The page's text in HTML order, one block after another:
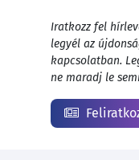
Iratkozz fel
legyél az
kapcsolatban.
ne maradj le